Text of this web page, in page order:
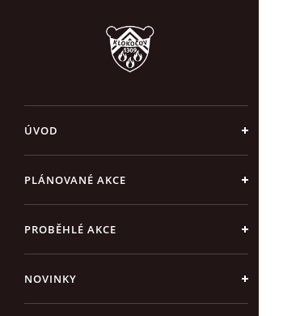
ÚVOD
PLÁNOVANÉ AKCE
PROBĚHLÉ AKCE
NOVINKY